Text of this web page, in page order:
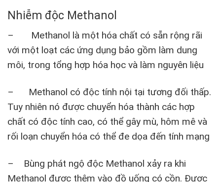
Nhiễm độc Methanol
– Methanol là một hóa chất có sẵn rộng rãi
với một loạt các ứng dụng bảo gồm làm dung
môi, trong tổng hợp hóa học và làm nguyên liệu
– Methanol có độc tính nội tại tương đối thấp.
Tuy nhiên nó được chuyển hóa thành các hợp
chất có độc tính cao, có thể gây mù, hôm mê và
rối loạn chuyển hóa có thể đe dọa đến tính mạng
– Bùng phát ngộ độc Methanol xảy ra khi
Methanol được thêm vào đồ uống có cồn. Được